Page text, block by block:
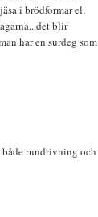
i brödformar el.
blir
har en surdeg som
rundrivning och